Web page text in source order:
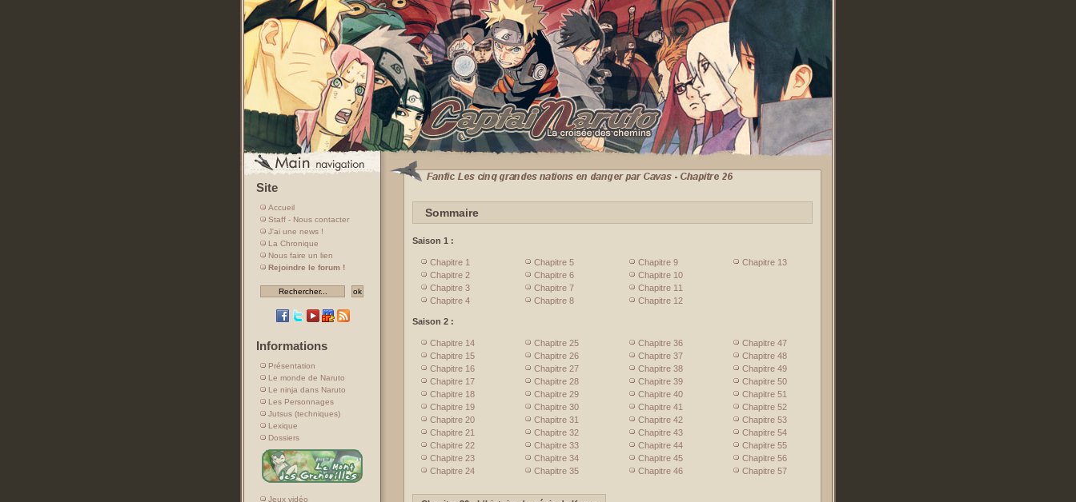
Site
Accueil
Staff - Nous contacter
J'ai une news !
La Chronique
Nous faire un lien
Rejoindre le forum !
Informations
Présentation
Le monde de Naruto
Le ninja dans Naruto
Les Personnages
Jutsus (techniques)
Lexique
Dossiers
Jeux vidéo
Sommaire
Saison 1 :
Chapitre 1
Chapitre 2
Chapitre 3
Chapitre 4
Chapitre 5
Chapitre 6
Chapitre 7
Chapitre 8
Chapitre 9
Chapitre 10
Chapitre 11
Chapitre 12
Chapitre 13
Saison 2 :
Chapitre 14
Chapitre 15
Chapitre 16
Chapitre 17
Chapitre 18
Chapitre 19
Chapitre 20
Chapitre 21
Chapitre 22
Chapitre 23
Chapitre 24
Chapitre 25
Chapitre 26
Chapitre 27
Chapitre 28
Chapitre 29
Chapitre 30
Chapitre 31
Chapitre 32
Chapitre 33
Chapitre 34
Chapitre 35
Chapitre 36
Chapitre 37
Chapitre 38
Chapitre 39
Chapitre 40
Chapitre 41
Chapitre 42
Chapitre 43
Chapitre 44
Chapitre 45
Chapitre 46
Chapitre 47
Chapitre 48
Chapitre 49
Chapitre 50
Chapitre 51
Chapitre 52
Chapitre 53
Chapitre 54
Chapitre 55
Chapitre 56
Chapitre 57